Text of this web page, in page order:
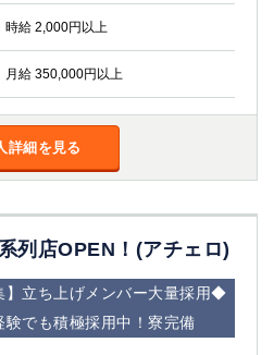
時給 2,000円以上
月給 350,000円以上
詳細を見る
列店OPEN！(アチェロ)
】立ち上げメンバー大量採用◆
でも積極採用中！寮完備